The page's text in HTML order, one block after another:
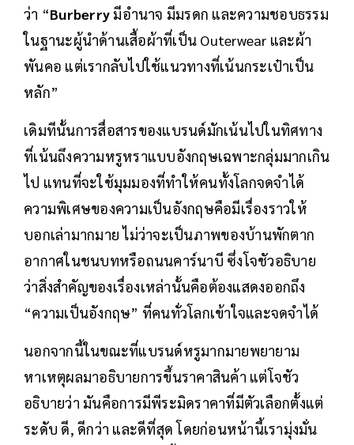
เหมือนจะหลงทางไป และไปโฟกัสในสินค้าที่ไม่ใช่
หัวใจหลักทางประวัติศาสตร์ของแบรนด์ ซึ่งเขากล่าว
ว่า “Burberryมีอำนาจ มีมรดก และความชอบธรรม
ในฐานะผู้นำด้านเสื้อผ้าที่เป็น Outerwear และผ้า
พันคอ แต่เรากลับไปใช้แนวทางที่เน้นกระเป๋าเป็น
หลัก”
เดิมทีนั้นการสื่อสารของแบรนด์มักเน้นไปในทิศทาง
ที่เน้นถึงความหรูหราแบบอังกฤษเฉพาะกลุ่มมากเกิน
ไป แทนที่จะใช้มุมมองที่ทำให้คนทั้งโลกจดจำได้
ความพิเศษของความเป็นอังกฤษคือมีเรื่องราวให้
บอกเล่ามากมาย ไม่ว่าจะเป็นภาพของบ้านพักตาก
อากาศในชนบทหรือถนนคาร์นาบี ซึ่งโจชัวอธิบาย
ว่าสิ่งสำคัญของเรื่องเหล่านั้นคือต้องแสดงออกถึง
“ความเป็นอังกฤษ” ที่คนทั่วโลกเข้าใจและจดจำได้
นอกจากนี้ในขณะที่แบรนด์หรูมากมายพยายาม
หาเหตุผลมาอธิบายการขึ้นราคาสินค้า แต่โจชัว